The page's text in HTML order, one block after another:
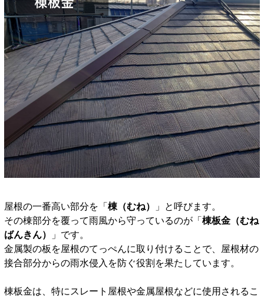
屋根の一番高い部分を「 棟（むね）
」と呼びます。
その棟部分を覆って雨風から守っているのが「 棟板金（むね
ばんきん）
」です。
金属製の板を屋根のてっぺんに取り付けることで、屋根材の
接合部分からの雨水侵入を防ぐ役割を果たしています。
棟板金は、特にスレート屋根や金属屋根などに使用されるこ